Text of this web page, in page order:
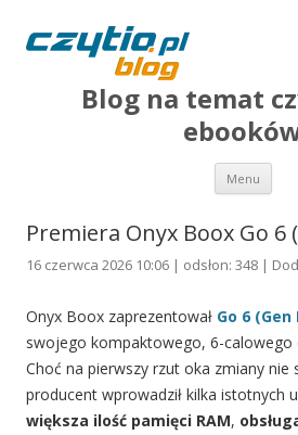
Blog na temat
Menu
Premiera Onyx Boox Go 6
16 czerwca 2026 10:06 | odsłon: 348 |
Onyx Boox zaprezentował Go 6 (Gen
swojego kompaktowego, 6-calowego
Choć na pierwszy rzut oka zmiany nie
producent wprowadził kilka istotnych
większa ilość pamięci RAM,